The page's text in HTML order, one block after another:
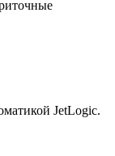
JetLogic.